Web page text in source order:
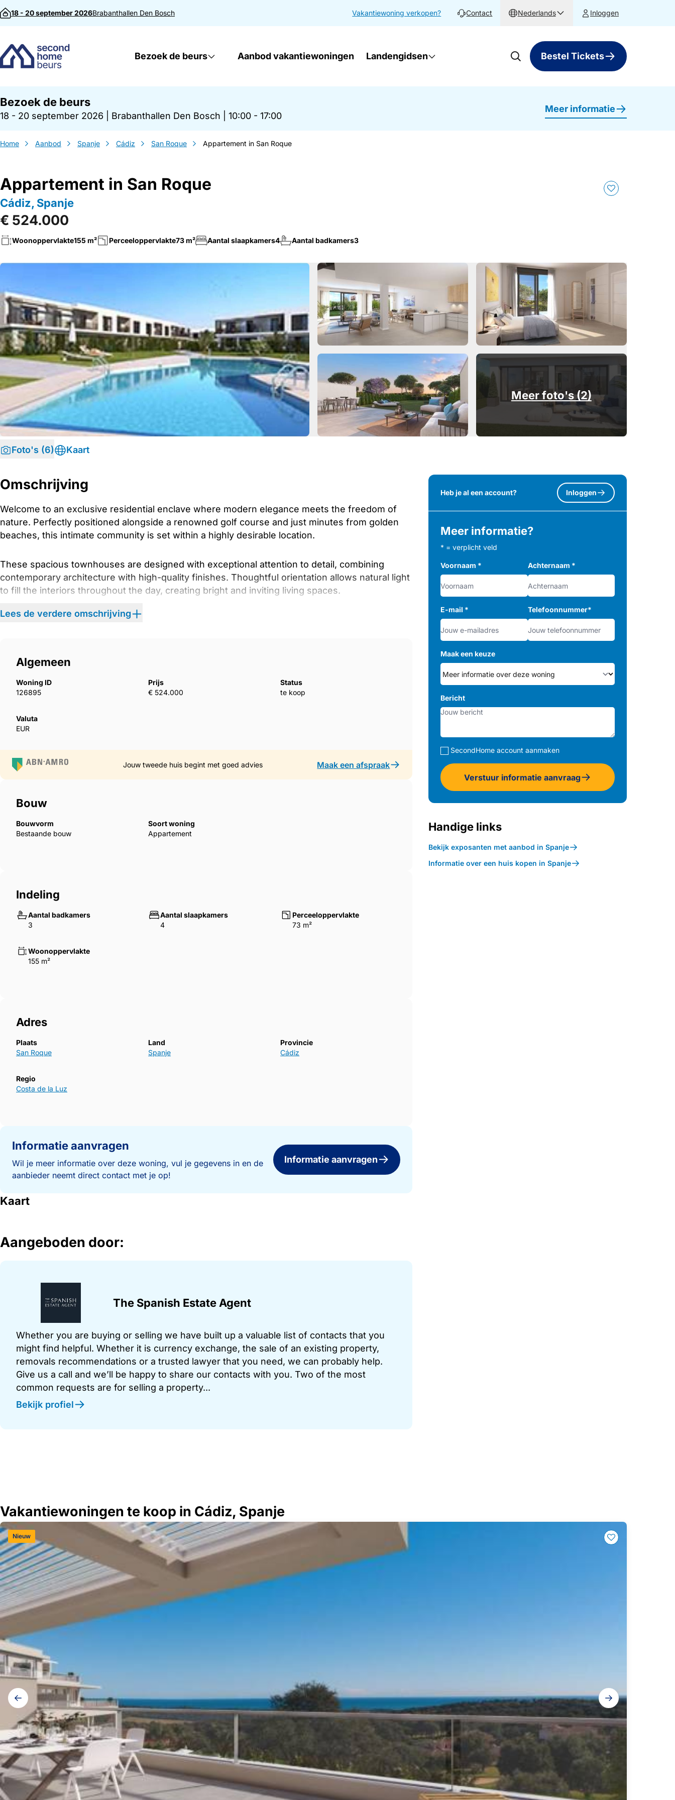
Direct naar inhoud
18 - 20 september 2026Brabanthallen Den Bosch Vakantiewoning verkopen? Contact Nederlands Inloggen
Bezoek de beurs Aanbod vakantiewoningen Landengidsen Bestel Tickets
Bezoek de beurs
18 - 20 september 2026 Brabanthallen Den Bosch 10:00 - 17:00
Meer informatie
Home Aanbod Spanje Cádiz San Roque Appartement in San Roque
Appartement in San Roque
Cádiz, Spanje
€ 524.000
Woonoppervlakte155 m² Perceeloppervlakte73 m² Aantal slaapkamers4 Aantal badkamers3
Meer foto's (2)
Foto's (6) Kaart
Omschrijving
Welcome to an exclusive residential enclave where modern elegance meets the freedom of
nature. Perfectly positioned alongside a renowned golf course and just minutes from golden
beaches, this intimate community is set within a highly desirable location.
These spacious townhouses are designed with exceptional attention to detail, combining
contemporary architecture with high-quality finishes. Thoughtful orientation allows natural light
to fill the interiors throughout the day, creating bright and inviting living spaces.
The open-plan kitchen, living, and dining areas flow seamlessly onto private terraces and
Lees de verdere omschrijving
Algemeen
Woning ID
126895
Prijs
€ 524.000
Status
te koop
Valuta
EUR
Jouw tweede huis begint met goed advies Maak een afspraak
Bouw
Bouwvorm
Bestaande bouw
Soort woning
Appartement
Indeling
Aantal badkamers
3
Aantal slaapkamers
4
Perceeloppervlakte
73 m²
Woonoppervlakte
155 m²
Adres
Plaats
San Roque
Land
Spanje
Provincie
Cádiz
Regio
Costa de la Luz
Informatie aanvragen
Wil je meer informatie over deze woning, vul je gegevens in en de
aanbieder neemt direct contact met je op!
Informatie aanvragen
Kaart
Aangeboden door:
The Spanish Estate Agent
Whether you are buying or selling we have built up a valuable list of contacts that you
might find helpful. Whether it is currency exchange, the sale of an existing property,
removals recommendations or a trusted lawyer that you need, we can probably help.
Give us a call and we’ll be happy to share our contacts with you. Two of the most
common requests are for selling a property...
Bekijk profiel
Heb je al een account? Inloggen
Meer informatie?
* = verplicht veld
Voornaam * Achternaam *
E-mail * Telefoonnummer*
Maak een keuze
Bericht
SecondHome account aanmaken
Verstuur informatie aanvraag
Handige links
Bekijk exposanten met aanbod in Spanje
Informatie over een huis kopen in Spanje
Vakantiewoningen te koop in Cádiz, Spanje
Galerij
navigatie
Nieuw